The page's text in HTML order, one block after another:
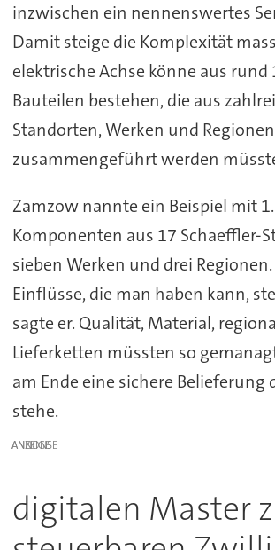
inzwischen ein nennenswertes
Damit steige die Komplexität
elektrische Achse könne aus rund
Bauteilen bestehen, die aus
Standorten, Werken und Regionen
zusammengeführt werden
Zamzow nannte ein Beispiel mit
Komponenten aus 17 Schaeffler-
sieben Werken und drei Regionen.
Einflüsse, die man haben kann,
sagte er. Qualität, Material,
Lieferketten müssten so
am Ende eine sichere Belieferung
stehe.
ANZEIGE
digitalen Master